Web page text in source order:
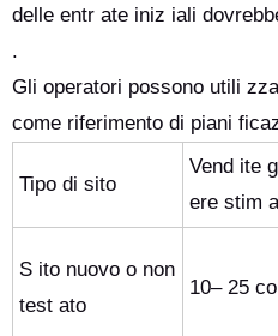
delle entr ate iniz iali
.
Gli operatori possono utili
come riferimento di piani
Tipo di sito
Vend ite
ere stim
S ito nuovo o non
test ato
10– 25